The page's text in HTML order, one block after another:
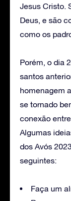
Jesus Cristo.
Deus, e são
como os
Porém, o dia
santos
homenagem
se tornado
conexão
Algumas
dos Avós
seguintes:
Faça um